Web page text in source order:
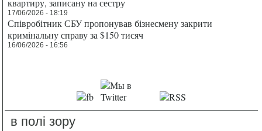
квартиру, записану на сестру
17/06/2026 - 18:19
Співробітник СБУ пропонував бізнесмену закрити
кримінальну справу за $150 тисяч
16/06/2026 - 16:56
в полі зору